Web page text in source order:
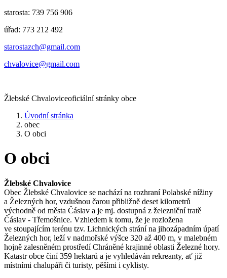
starosta: 739 756 906
úřad: 773 212 492
​​​​starostazch@gmail.com
​​​​chvalovice@gmail.com
Žlebské Chvaloviceoficiální stránky obce
Úvodní stránka
obec
O obci
O obci
Žlebské Chvalovice
Obec Žlebské Chvalovice se nachází na rozhraní Polabské nížiny
a Železných hor, vzdušnou čarou přibližně deset kilometrů
východně od města Čáslav a je mj. dostupná z železniční tratě
Čáslav - Třemošnice. Vzhledem k tomu, že je rozložena
ve stoupajícím terénu tzv. Lichnických strání na jihozápadním úpatí
Železných hor, leží v nadmořské výšce 320 až 400 m, v malebném
hojně zalesněném prostředí Chráněné krajinné oblasti Železné hory.
Katastr obce činí 359 hektarů a je vyhledáván rekreanty, ať již
místními chalupáři či turisty, pěšími i cyklisty.